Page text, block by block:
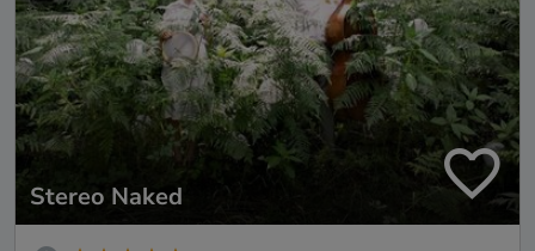
Stereo Naked